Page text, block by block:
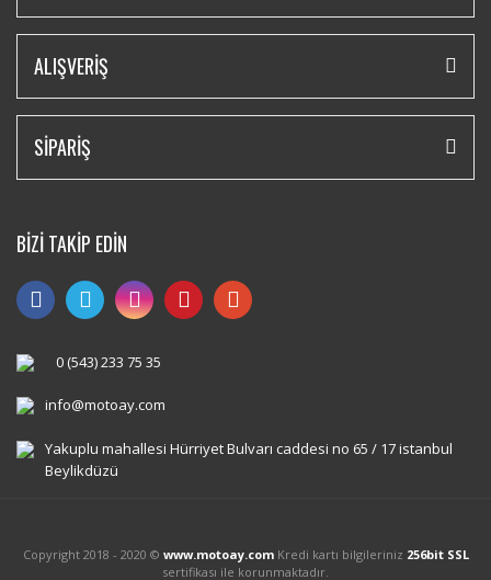
ALIŞVERİŞ
SİPARİŞ
BİZİ TAKİP EDİN
0 (543) 233 75 35
info@motoay.com
Yakuplu mahallesi Hürriyet Bulvarı caddesi no 65 / 17 istanbul
Beylikdüzü
Copyright 2018 - 2020 © www.motoay.comKredi kartı bilgileriniz 256bit SSL
sertifikası ile korunmaktadır.